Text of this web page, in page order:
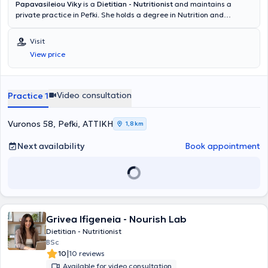
Papavasileiou Viky is a Dietitian - Nutritionist and maintains a
private practice in Pefki. She holds a degree in Nutrition and
experience in diseases and conditions related to nutrition, as well as
with groups with special nutritional needs. She has professional
experience, having worked in numerous hospital institutions and
institutes in Greece and Italy. She consistently follows developments
she is a member of the Hellenic Dietitians - Nutritionists Association,
the Italian Dietitians - Nutritionists Association, as well as the
Visit
View price
Practice 1 Video consultation
Vuronos 58, Pefki, ΑΤΤΙΚΗ 1,8 km
Next availability Book appointment
Grivea Ifigeneia - Nourish Lab
Dietitian - Nutritionist
BSc
10|10 reviews
Available for video consultation